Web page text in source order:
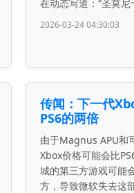
在动态写道：“圣莫
2026-03-24 04:30:03
传闻：下一代
PS6的两倍
由于Magnus APU和
Xbox价格可能会比
城的第三方游戏可能
方，导致微软失去这